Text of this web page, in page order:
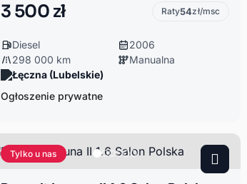
3 500 zł Raty54zł/msc
Diesel
2006
298 000 km
Manualna
Łęczna (Lubelskie)
Ogłoszenie prywatne
Tylko u nas